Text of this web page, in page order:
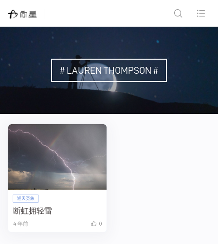
# LAUREN THOMPSON #
巡天觅象
断虹拥轻雷
4 年前 0